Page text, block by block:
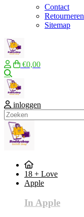
Contact
Retourneren
Sitemap
€0,00
inloggen
18 + Love
Apple
In Apple